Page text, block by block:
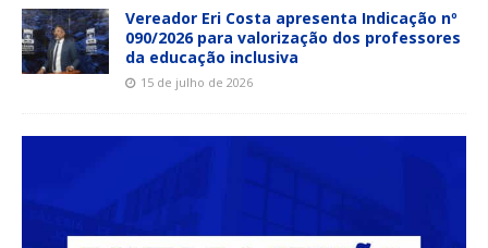
Vereador Eri Costa apresenta Indicação nº
090/2026 para valorização dos professores
da educação inclusiva
15 de julho de 2026